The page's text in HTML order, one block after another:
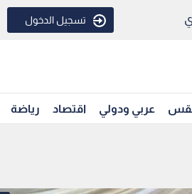
تسجيل الدخول
عربي ودولي اقتصاد رياضة